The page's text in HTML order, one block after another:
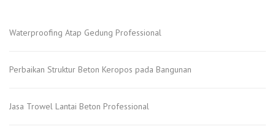
Waterproofing Atap Gedung Professional
Perbaikan Struktur Beton Keropos pada Bangunan
Jasa Trowel Lantai Beton Professional